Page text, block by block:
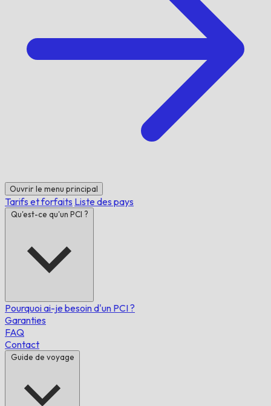
Ouvrir le menu principal
Tarifs et forfaits Liste des pays
Qu'est-ce qu'un PCI ?
Pourquoi ai-je besoin d'un PCI ?
Garanties
FAQ
Contact
Guide de voyage